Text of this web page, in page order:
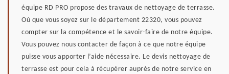
équipe RD PRO propose des travaux de nettoyage de terrasse.
Où que vous soyez sur le département 22320, vous pouvez
compter sur la compétence et le savoir-faire de notre équipe.
Vous pouvez nous contacter de façon à ce que notre équipe
puisse vous apporter l’aide nécessaire. Le devis nettoyage de
terrasse est pour cela à récupérer auprès de notre service en